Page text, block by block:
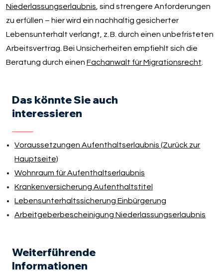
Niederlassungserlaubnis , sind strengere Anforderungen
zu erfüllen – hier wird ein nachhaltig gesicherter
Lebensunterhalt verlangt, z. B. durch einen unbefristeten
Arbeitsvertrag. Bei Unsicherheiten empfiehlt sich die
Beratung durch einen Fachanwalt für Migrationsrecht
Das könnte Sie auch
interessieren
Voraussetzungen Aufenthaltserlaubnis (Zurück zur
Hauptseite)
Wohnraum für Aufenthaltserlaubnis
Krankenversicherung Aufenthaltstitel
Lebensunterhaltssicherung Einbürgerung
Arbeitgeberbescheinigung Niederlassungserlaubnis
Weiterführende
Informationen